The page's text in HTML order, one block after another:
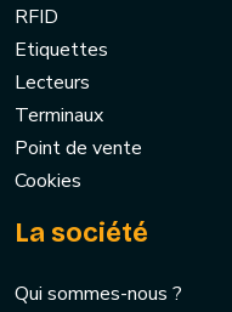
RFID
Etiquettes
Lecteurs
Terminaux
Point de vente
Cookies
La société
Qui sommes-nous ?